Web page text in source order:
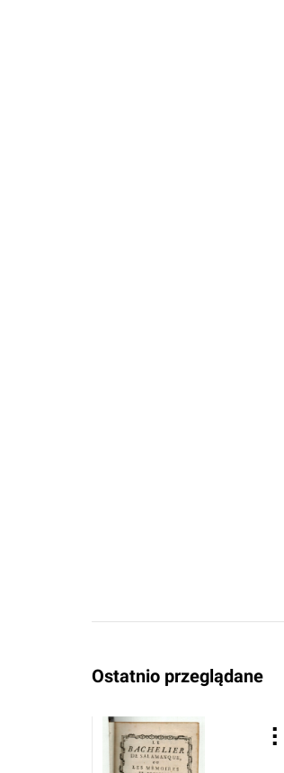
Ostatnio przeglądane